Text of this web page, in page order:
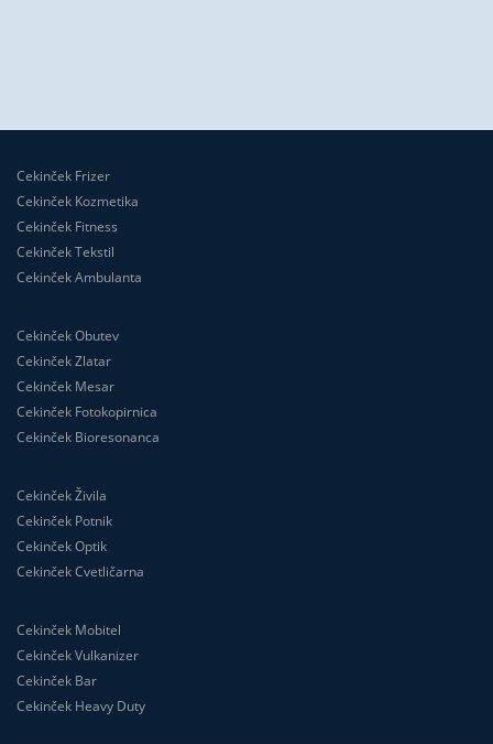
Cekinček Frizer
Cekinček Kozmetika
Cekinček Fitness
Cekinček Tekstil
Cekinček Ambulanta
Cekinček Obutev
Cekinček Zlatar
Cekinček Mesar
Cekinček Fotokopirnica
Cekinček Bioresonanca
Cekinček Živila
Cekinček Potnik
Cekinček Optik
Cekinček Cvetličarna
Cekinček Mobitel
Cekinček Vulkanizer
Cekinček Bar
Cekinček Heavy Duty